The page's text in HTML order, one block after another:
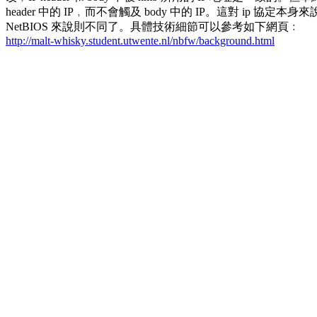
header 中的 IP﹐而不會觸及 body 中的 IP。這對 ip 協定本身來
NetBIOS 來說則不同了。具體技術細節可以參考如下網頁﹕
http://malt-whisky.student.utwente.nl/nbfw/background.html